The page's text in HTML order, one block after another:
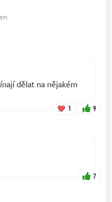
dělat na nějakém
1 9
7